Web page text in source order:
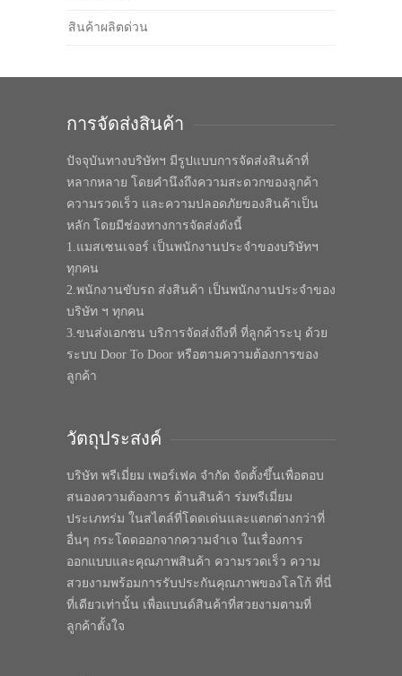
สินค้าผลิตด่วน
การจัดส่งสินค้า
ปัจจุบันทางบริษัทฯ มีรูปแบบการจัดส่งสินค้าที่
หลากหลาย โดยคำนึงถึงความสะดวกของลูกค้า
ความรวดเร็ว และความปลอดภัยของสินค้าเป็น
หลัก โดยมีช่องทางการจัดส่งดังนี้
1.แมสเซนเจอร์ เป็นพนักงานประจำของบริษัทฯ
ทุกคน
2.พนักงานขับรถ ส่งสินค้า เป็นพนักงานประจำของ
บริษัท ฯ ทุกคน
3.ขนส่งเอกชน บริการจัดส่งถึงที่ ที่ลูกค้าระบุ ด้วย
ระบบ Door To Door หรือตามความต้องการของ
ลูกค้า
วัตถุประสงค์
บริษัท พรีเมี่ยม เพอร์เฟค จำกัด จัดตั้งขึ้นเพื่อตอบ
สนองความต้องการ ด้านสินค้า ร่มพรีเมี่ยม
ประเภทร่ม ในสไตล์ที่โดดเด่นและแตกต่างกว่าที่
อื่นๆ กระโดดออกจากความจำเจ ในเรื่องการ
ออกแบบและคุณภาพสินค้า ความรวดเร็ว ความ
สวยงามพร้อมการรับประกันคุณภาพของโลโก้ ที่นี่
ที่เดียวเท่านั้น เพื่อแบนด์สินค้าที่สวยงามตามที่
ลูกค้าตั้งใจ